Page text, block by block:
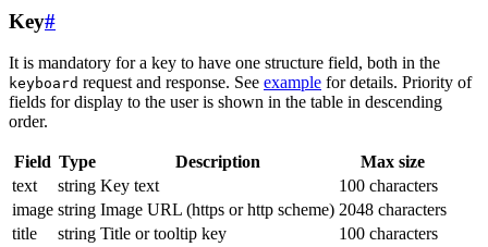
Key#
It is mandatory for a key to have one structure field, both in the
keyboard request and response. See example for details. Priority of
fields for display to the user is shown in the table in descending
order.
Field Type Description
Max size
text
string Key text
100 characters
image string Image URL (https or http scheme) 2048 characters
title
string Title or tooltip key
100 characters